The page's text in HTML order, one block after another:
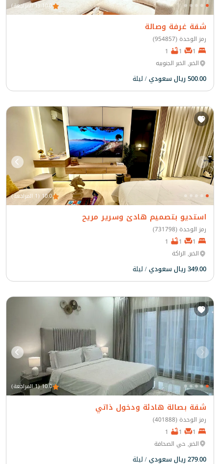
10.0 (1 المراجعة)
شقة غرفة وصالة
رمز الوحدة (954857)
الخبر, الخبر الجنوبيه
500.00 ريال سعودي / ليلة
10.0 (1 المراجعة)
استديو بتصميم هادئ وسرير مريح
رمز الوحدة (731798)
الخبر, الراكة
349.00 ريال سعودي / ليلة
10.0 (1 المراجعة)
شقة بصالة هادئة ودخول ذاتي
رمز الوحدة (401888)
الخبر, حي الصحافة
279.00 ريال سعودي / ليلة